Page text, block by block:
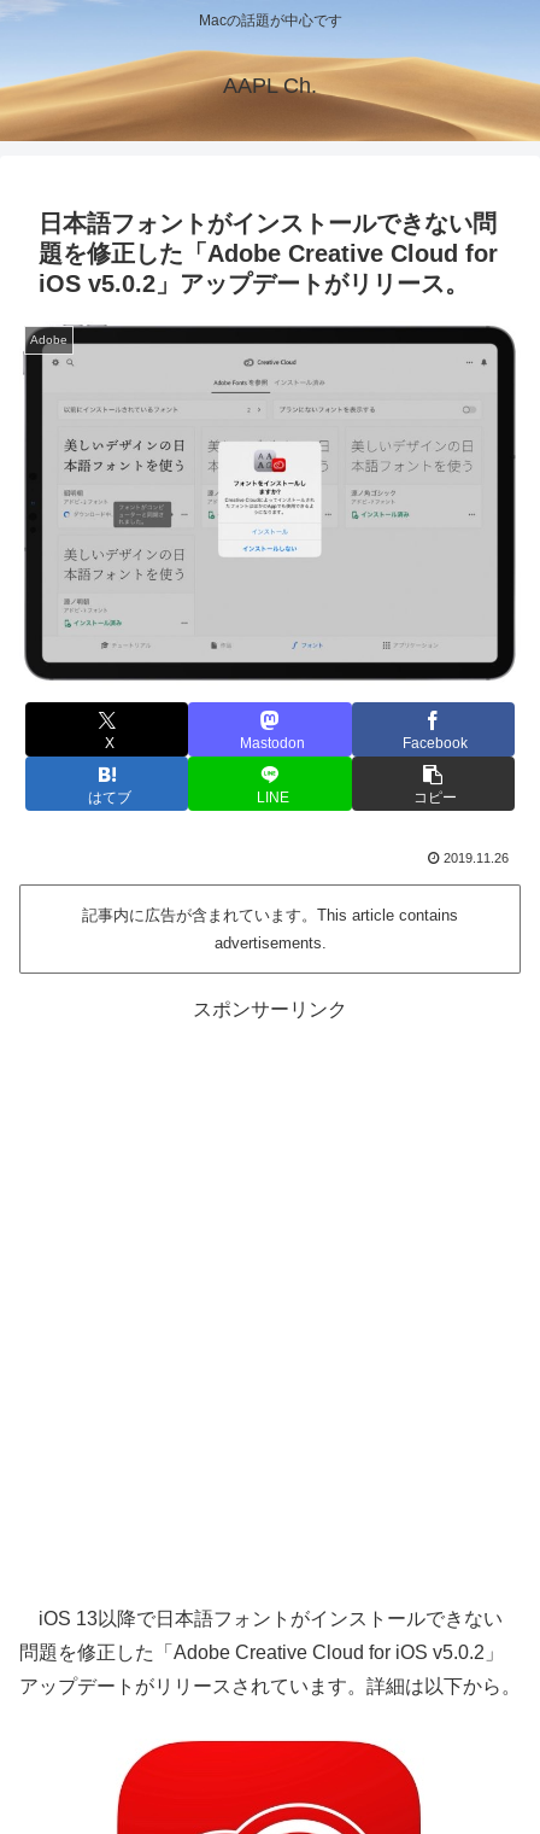
Macの話題が中心です
AAPL Ch.
日本語フォントがインストールできない問
題を修正した「Adobe Creative Cloud for
iOS v5.0.2」アップデートがリリース。
Adobe
X Mastodon Facebook
はてブ LINE コピー
2019.11.26
記事内に広告が含まれています。This article contains
advertisements.
スポンサーリンク
iOS 13以降で日本語フォントがインストールできない
問題を修正した「Adobe Creative Cloud for iOS v5.0.2」
アップデートがリリースされています。詳細は以下から。